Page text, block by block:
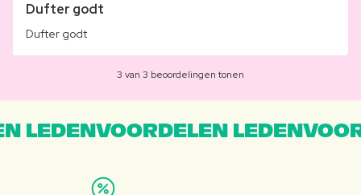
Dufter godt
Dufter godt
3 van 3 beoordelingen tonen
LEDENVOORDELEN